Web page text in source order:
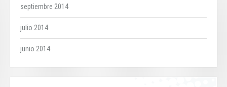
septiembre 2014
julio 2014
junio 2014